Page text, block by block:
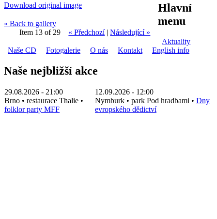
Download original image
« Back to gallery
Item 13 of 29
« Předchozí|Následující »
Hlavní
menu
Aktuality
Naše CD
Fotogalerie O nás Kontakt English info
Naše nejbližší akce
29.08.2026 - 21:00
Brno • restaurace Thalie •
folklor party MFF
12.09.2026 - 12:00
Nymburk • park Pod hradbami • Dny
evropského dědictví